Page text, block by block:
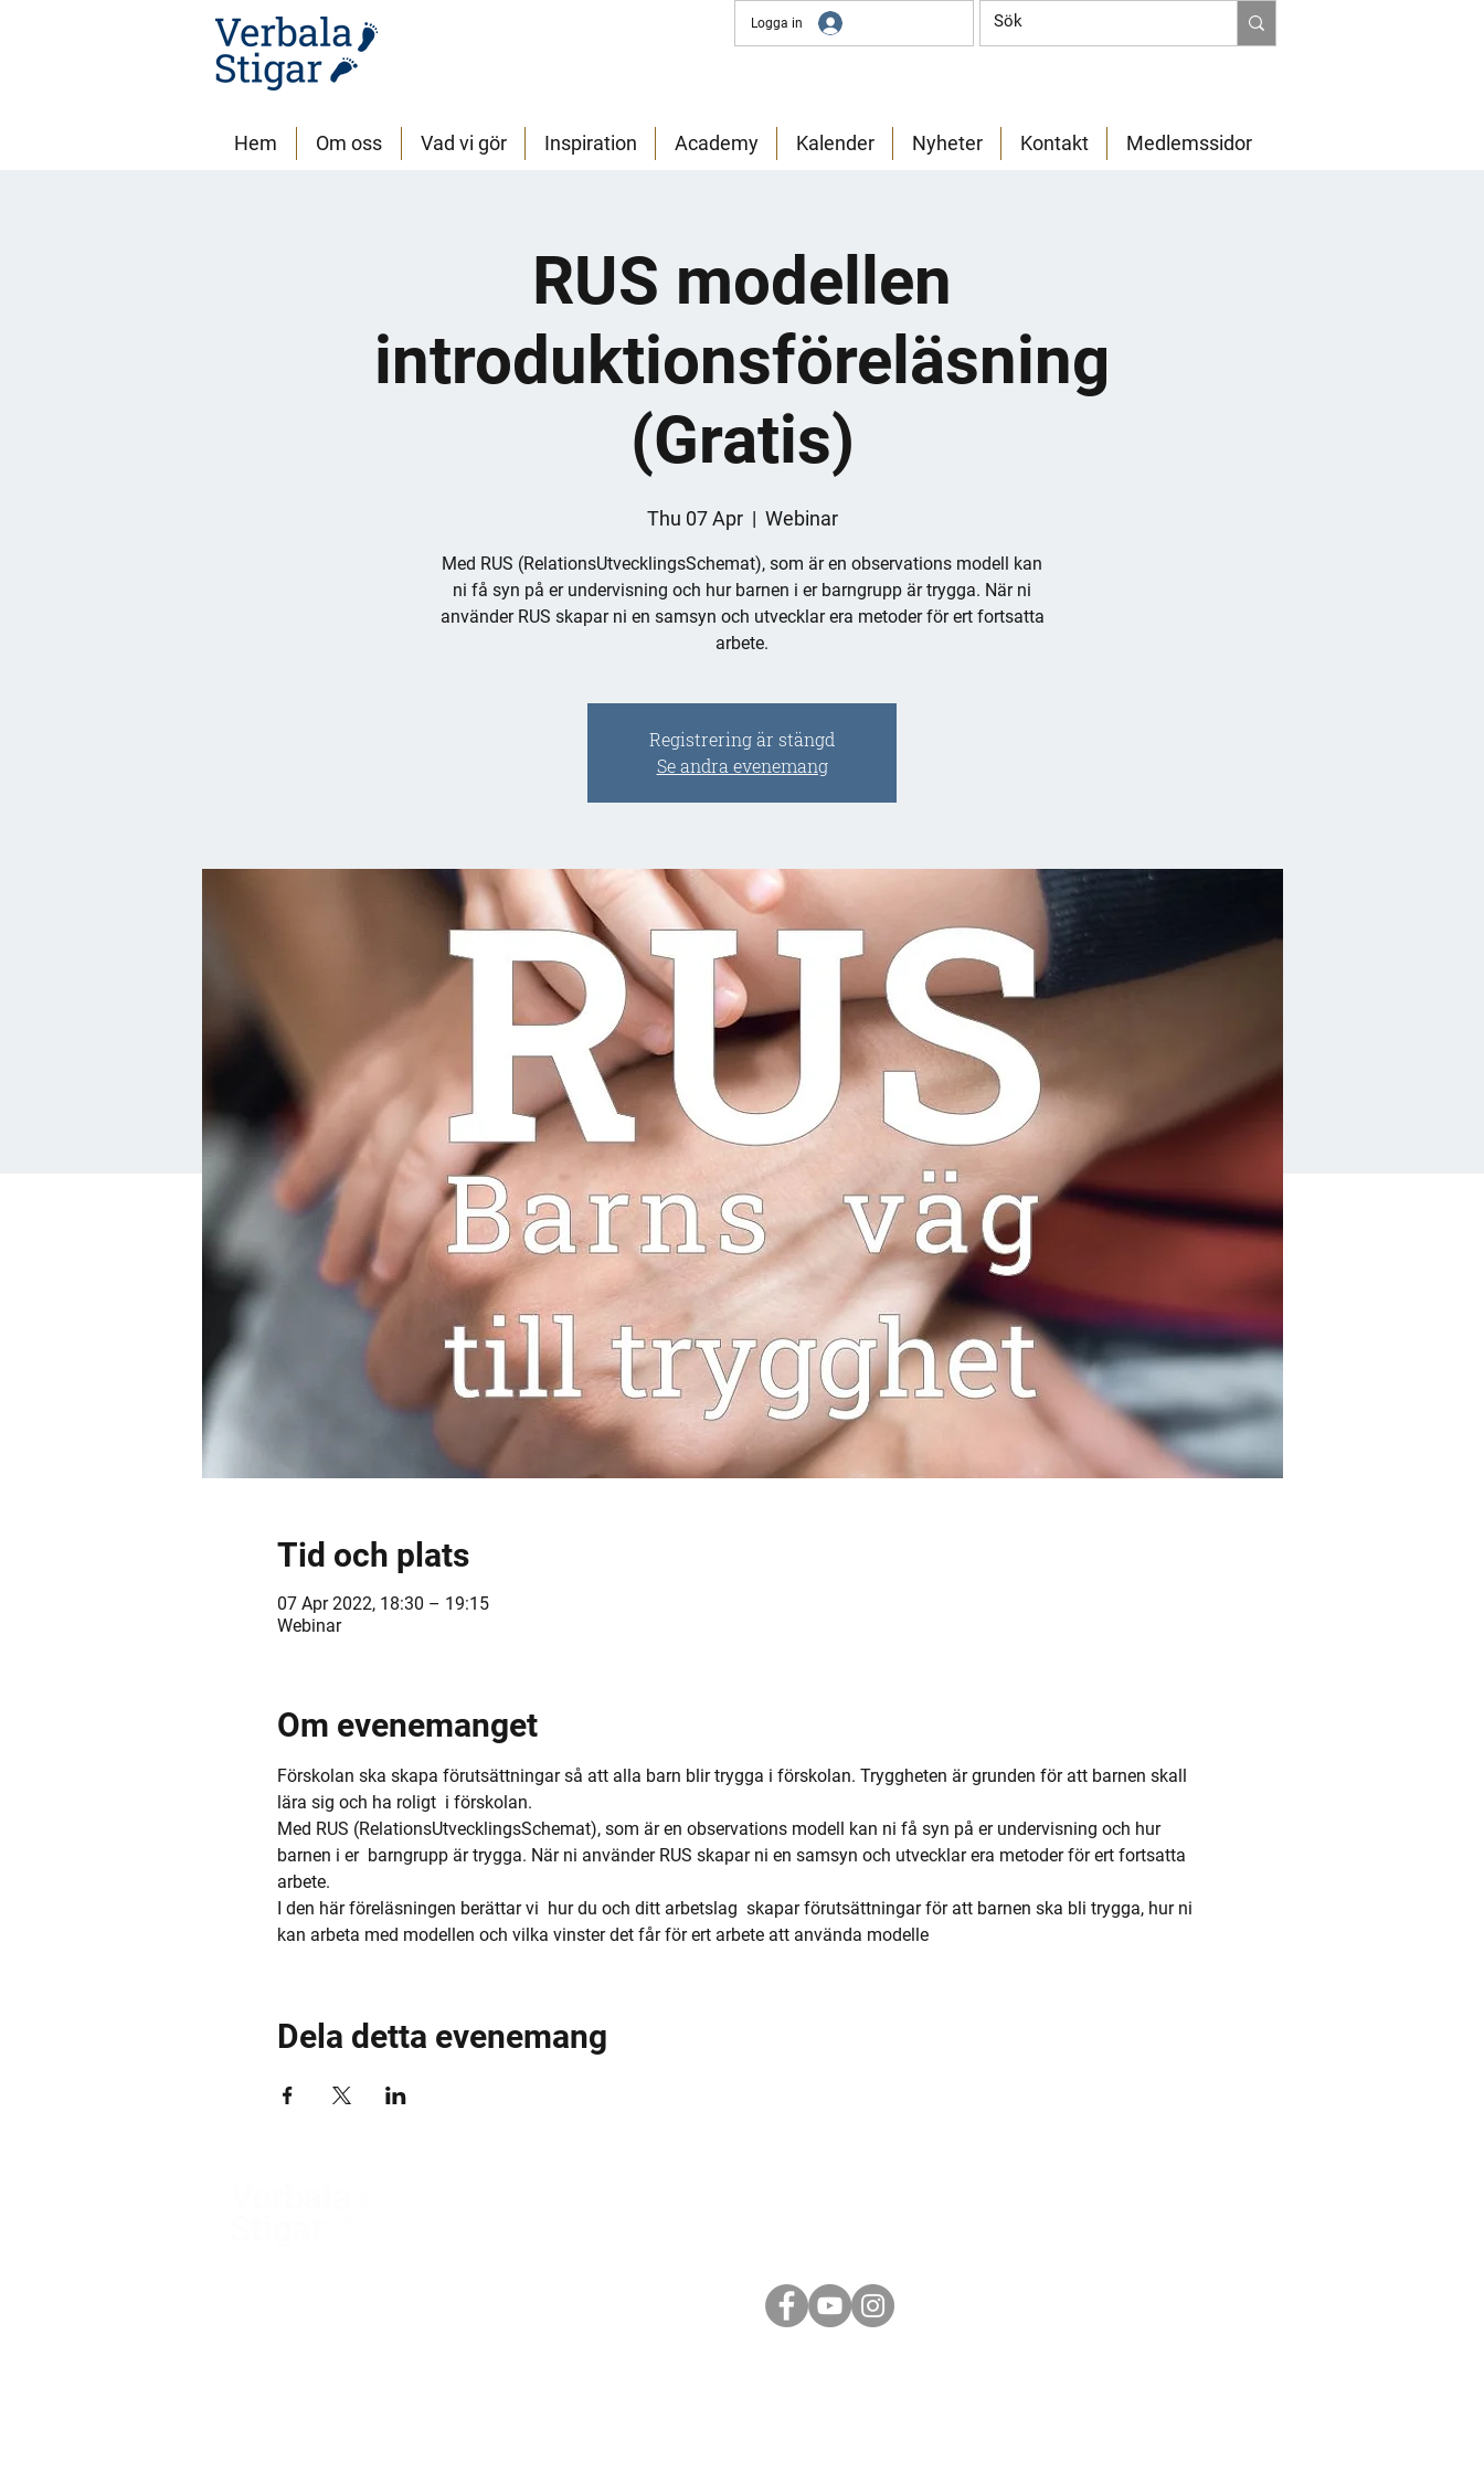
Logga in
Hem Om oss Vad vi gör Inspiration Academy Kalender Nyheter Kontakt Medlemssidor
RUS modellen
introduktionsföreläsning
(Gratis)
Thu 07 Apr
  |
Webinar
Med RUS (RelationsUtvecklingsSchemat), som är en observations modell kan
ni få syn på er undervisning och hur barnen i er barngrupp är trygga. När ni
använder RUS skapar ni en samsyn och utvecklar era metoder för ert fortsatta
arbete.
Registrering är stängd
Se andra evenemang
Tid och plats
07 Apr 2022, 18:30 – 19:15
Webinar
Om evenemanget
Förskolan ska skapa förutsättningar så att alla barn blir trygga i förskolan. Tryggheten är grunden för att barnen skall
lära sig och ha roligt  i förskolan.
Med RUS (RelationsUtvecklingsSchemat), som är en observations modell kan ni få syn på er undervisning och hur
barnen i er  barngrupp är trygga. När ni använder RUS skapar ni en samsyn och utvecklar era metoder för ert fortsatta
arbete.
I den här föreläsningen berättar vi  hur du och ditt arbetslag  skapar förutsättningar för att barnen ska bli trygga, hur ni
kan arbeta med modellen och vilka vinster det får för ert arbete att använda modelle
Dela detta evenemang